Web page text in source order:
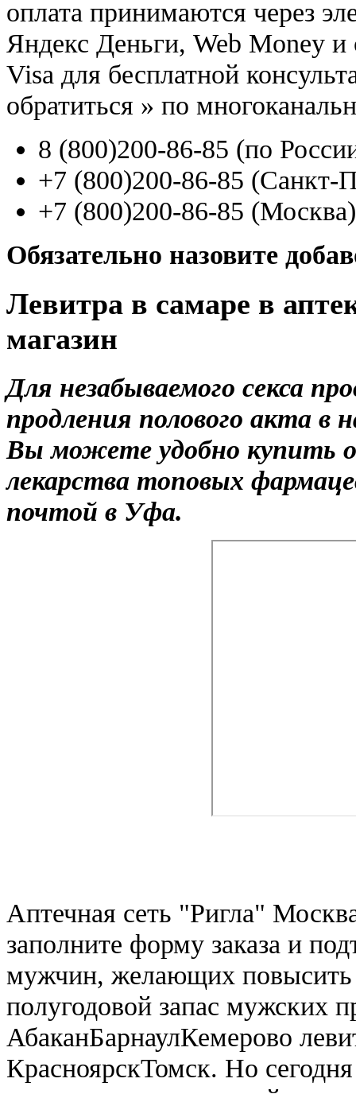
оплата принимаются через
Яндекс Деньги, Web Money и
Visa для бесплатной
обратиться » по
8 (800)200-86-85 (по
+7 (800)200-86-85 (Санкт-
+7 (800)200-86-85 (Москва)
Обязательно назовите
Левитра в самаре в
магазин
Для незабываемого секса
продления полового акта в
Вы можете удобно купить
лекарства топовых
почтой в Уфа.
Аптечная сеть "Ригла"
заполните форму заказа и
мужчин, желающих
полугодовой запас мужских
АбаканБарнаулКемерово
КрасноярскТомск. Но